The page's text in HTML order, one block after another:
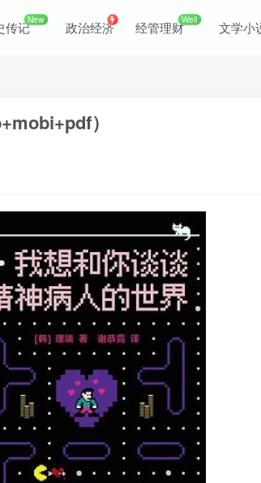
传记New 政治经济 经管理财Well 文学小
）
登录
用户名/手机号/邮箱
登录密码
记住登录